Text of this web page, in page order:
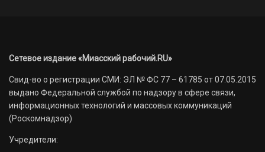
Сетевое издание «Миасский рабочий.RU»
Свид-во о регистрации СМИ: ЭЛ № ФС 77 – 61785 от 07.05.2015
выдано Федеральной службой по надзору в сфере связи,
информационных технологий и массовых коммуникаций
(Роскомнадзор)
Учредители: